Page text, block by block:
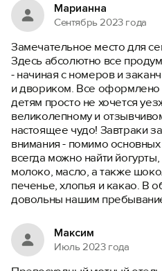
Марианна
Сентябрь 2023 года
Замечательное место для
Здесь абсолютно все
- начиная с номеров и
и двориком. Все оформлено
детям просто не хочется
великолепному и
настоящее чудо! Завтраки
внимания - помимо
всегда можно найти
молоко, масло, а также
печенье, хлопья и какао. В
довольны нашим
Максим
Июль 2023 года